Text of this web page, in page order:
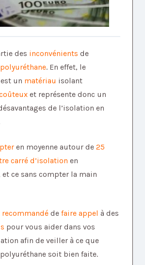
des inconvénients de
polyuréthane. En effet, le
est un matériau isolant
et représente donc un
de l’isolation en
en moyenne autour de 25
carré d’isolation en
et ce sans compter la main
recommandé de faire appel à des
pour vous aider dans vos
afin de veiller à ce que
soit bien faite.